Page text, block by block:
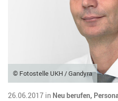
© Fotostelle UKH / Gandyra
26.06.2017 in Neu berufen,